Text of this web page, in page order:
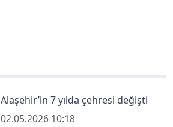
Alaşehir’in 7 yılda çehresi değişti
02.05.2026 10:18